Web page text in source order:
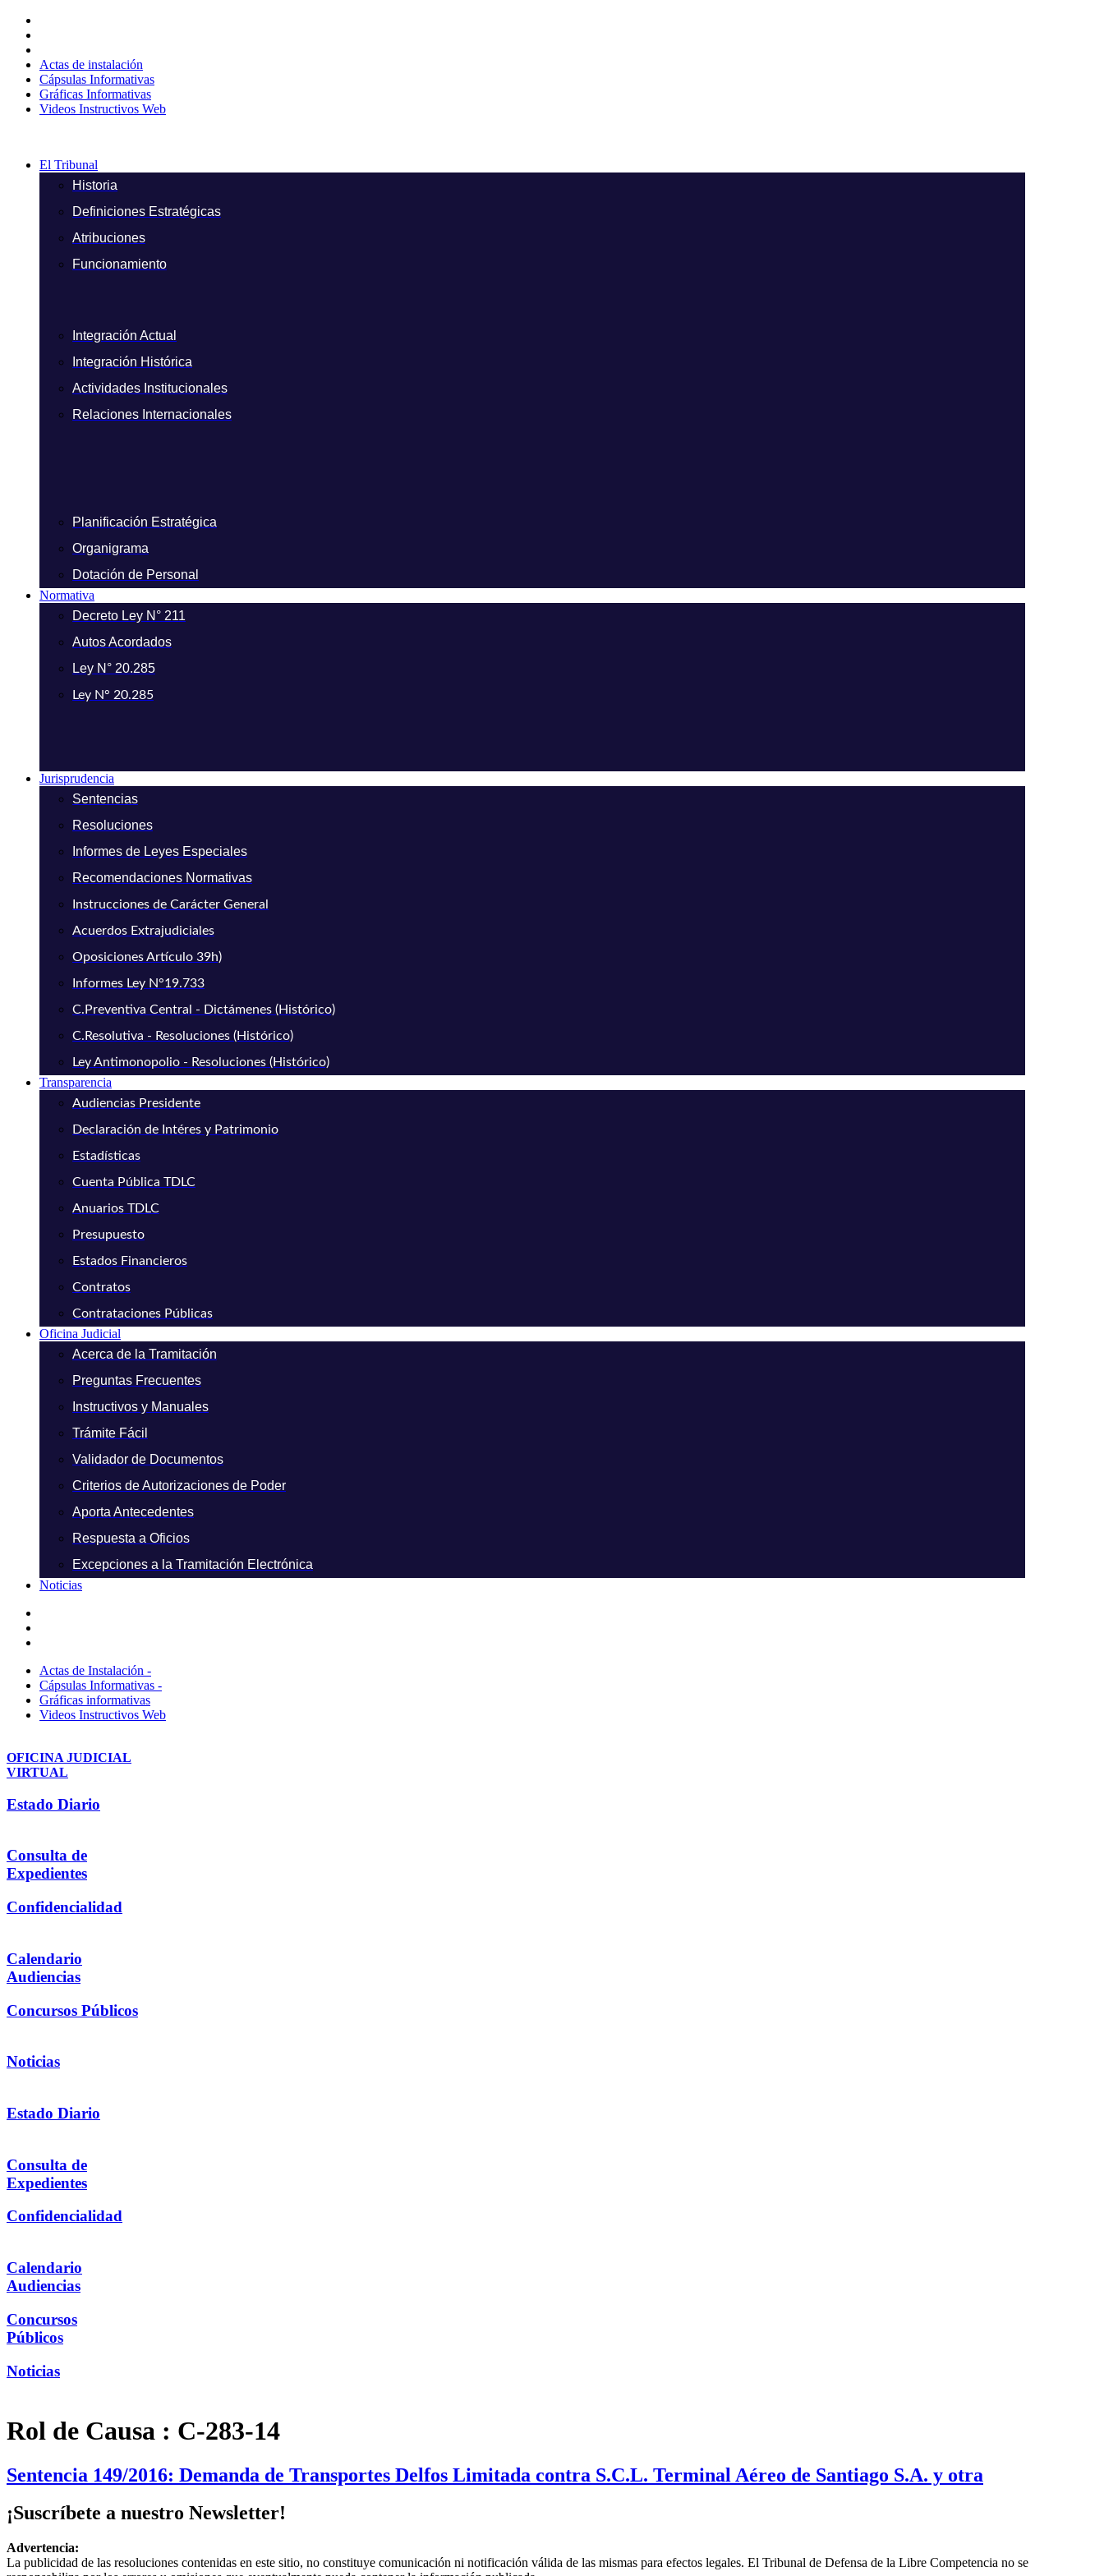
contenido
Actas de instalación
Cápsulas Informativas
Gráficas Informativas
Videos Instructivos Web
El Tribunal
Historia
Definiciones Estratégicas
Atribuciones
Funcionamiento
Integración Actual
Integración Histórica
Actividades Institucionales
Relaciones Internacionales
Planificación Estratégica
Organigrama
Dotación de Personal
Normativa
Decreto Ley N° 211
Autos Acordados
Ley N° 20.285
Ley N° 20.285
Jurisprudencia
Sentencias
Resoluciones
Informes de Leyes Especiales
Recomendaciones Normativas
Instrucciones de Carácter General
Acuerdos Extrajudiciales
Oposiciones Artículo 39h)
Informes Ley N°19.733
C.Preventiva Central - Dictámenes (Histórico)
C.Resolutiva - Resoluciones (Histórico)
Ley Antimonopolio - Resoluciones (Histórico)
Transparencia
Audiencias Presidente
Declaración de Intéres y Patrimonio
Estadísticas
Cuenta Pública TDLC
Anuarios TDLC
Presupuesto
Estados Financieros
Contratos
Contrataciones Públicas
Oficina Judicial
Acerca de la Tramitación
Preguntas Frecuentes
Instructivos y Manuales
Trámite Fácil
Validador de Documentos
Criterios de Autorizaciones de Poder
Aporta Antecedentes
Respuesta a Oficios
Excepciones a la Tramitación Electrónica
Noticias
Actas de Instalación -
Cápsulas Informativas -
Gráficas informativas
Videos Instructivos Web
OFICINA JUDICIAL
VIRTUAL
Estado Diario
Consulta de
Expedientes
Confidencialidad
Calendario
Audiencias
Concursos Públicos
Noticias
Estado Diario
Consulta de
Expedientes
Confidencialidad
Calendario
Audiencias
Concursos
Públicos
Noticias
Rol de Causa : C-283-14
Sentencia 149/2016: Demanda de Transportes Delfos Limitada contra S.C.L. Terminal Aéreo de Santiago S.A. y otra
¡Suscríbete a nuestro Newsletter!
Advertencia:
La publicidad de las resoluciones contenidas en este sitio, no constituye comunicación ni notificación válida de las mismas para efectos legales. El Tribunal de Defensa de la Libre Competencia no se